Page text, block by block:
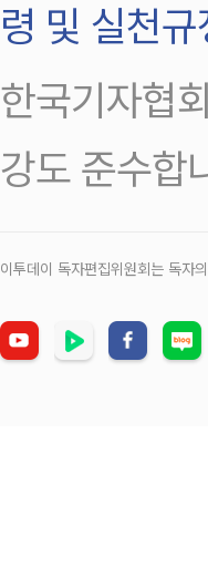
령 및 실천규
한국기자협
강도 준수합
이투데이 독자편집위원회는 독자